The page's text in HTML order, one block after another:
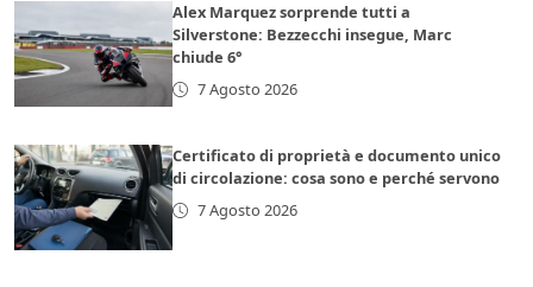
Alex Marquez sorprende tutti a
Silverstone: Bezzecchi insegue, Marc
chiude 6°
7 Agosto 2026
Certificato di proprietà e documento unico
di circolazione: cosa sono e perché servono
7 Agosto 2026